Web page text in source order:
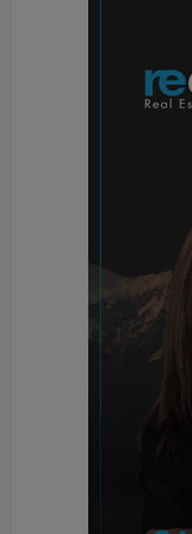
Für
Wien verkauft.
430.000 Euro
deutlicher
Vergleich zum
Prozent